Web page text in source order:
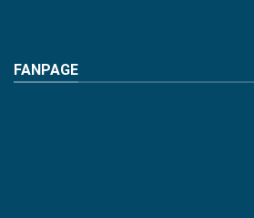
FANPAGE